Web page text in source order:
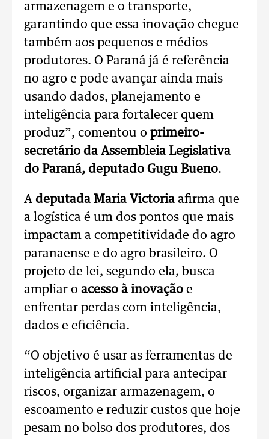
armazenagem e o transporte,
garantindo que essa inovação chegue
também aos pequenos e médios
produtores. O Paraná já é referência
no agro e pode avançar ainda mais
usando dados, planejamento e
inteligência para fortalecer quem
produz”, comentou o primeiro-
secretário da Assembleia Legislativa
do Paraná, deputado Gugu Bueno.
A deputada Maria Victoria afirma que
a logística é um dos pontos que mais
impactam a competitividade do agro
paranaense e do agro brasileiro. O
projeto de lei, segundo ela, busca
ampliar o acesso à inovação e
enfrentar perdas com inteligência,
dados e eficiência.
“O objetivo é usar as ferramentas de
inteligência artificial para antecipar
riscos, organizar armazenagem, o
escoamento e reduzir custos que hoje
pesam no bolso dos produtores, dos